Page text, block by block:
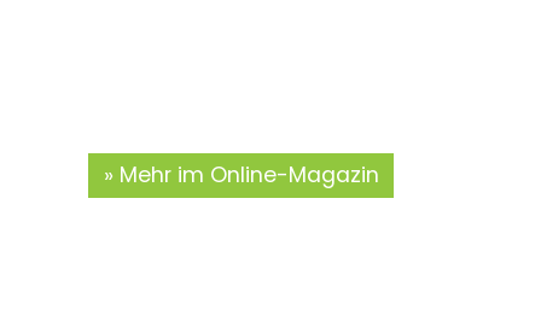
Mehr im Online-Magazin